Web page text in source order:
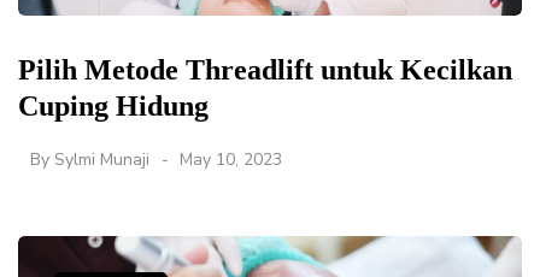
Pilih Metode Threadlift untuk Kecilkan
Cuping Hidung
By Sylmi Munaji May 10, 2023